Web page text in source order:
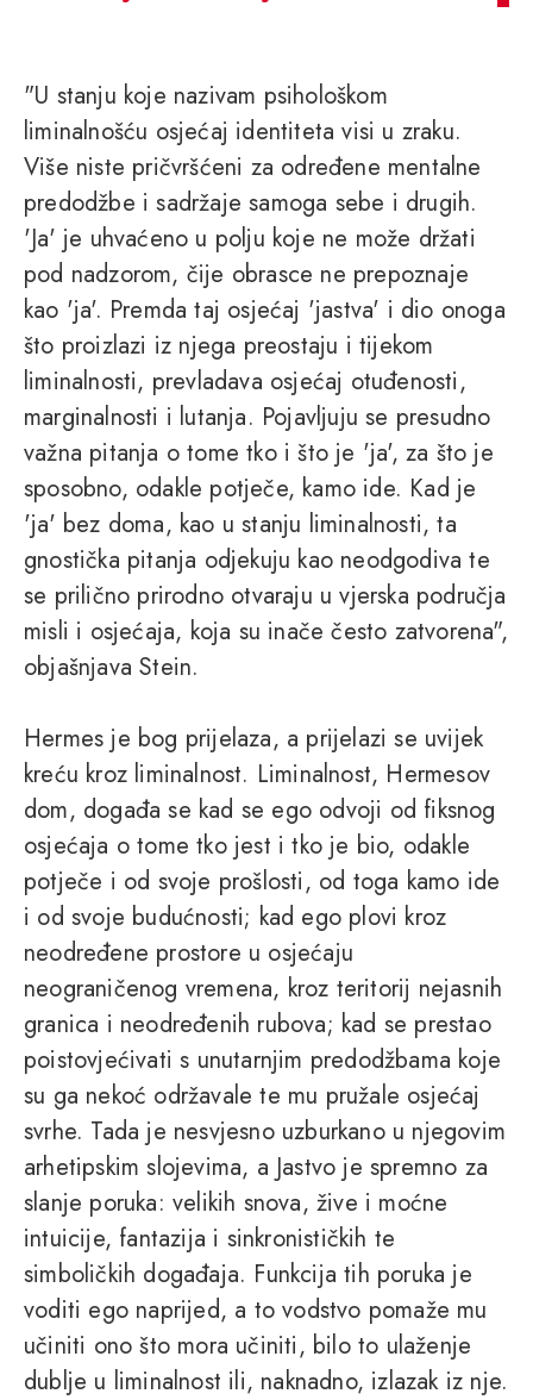
"U stanju koje nazivam psihološkom
liminalnošću osjećaj identiteta visi u zraku.
Više niste pričvršćeni za određene mentalne
predodžbe i sadržaje samoga sebe i drugih.
'Ja' je uhvaćeno u polju koje ne može držati
pod nadzorom, čije obrasce ne prepoznaje
kao 'ja'. Premda taj osjećaj 'jastva' i dio onoga
što proizlazi iz njega preostaju i tijekom
liminalnosti, prevladava osjećaj otuđenosti,
marginalnosti i lutanja. Pojavljuju se presudno
važna pitanja o tome tko i što je 'ja', za što je
sposobno, odakle potječe, kamo ide. Kad je
'ja' bez doma, kao u stanju liminalnosti, ta
gnostička pitanja odjekuju kao neodgodiva te
se prilično prirodno otvaraju u vjerska područja
misli i osjećaja, koja su inače često zatvorena",
objašnjava Stein.
Hermes je bog prijelaza, a prijelazi se uvijek
kreću kroz liminalnost. Liminalnost, Hermesov
dom, događa se kad se ego odvoji od fiksnog
osjećaja o tome tko jest i tko je bio, odakle
potječe i od svoje prošlosti, od toga kamo ide
i od svoje budućnosti; kad ego plovi kroz
neodređene prostore u osjećaju
neograničenog vremena, kroz teritorij nejasnih
granica i neodređenih rubova; kad se prestao
poistovjećivati s unutarnjim predodžbama koje
su ga nekoć održavale te mu pružale osjećaj
svrhe. Tada je nesvjesno uzburkano u njegovim
arhetipskim slojevima, a Jastvo je spremno za
slanje poruka: velikih snova, žive i moćne
intuicije, fantazija i sinkronističkih te
simboličkih događaja. Funkcija tih poruka je
voditi ego naprijed, a to vodstvo pomaže mu
učiniti ono što mora učiniti, bilo to ulaženje
dublje u liminalnost ili, naknadno, izlazak iz nje.